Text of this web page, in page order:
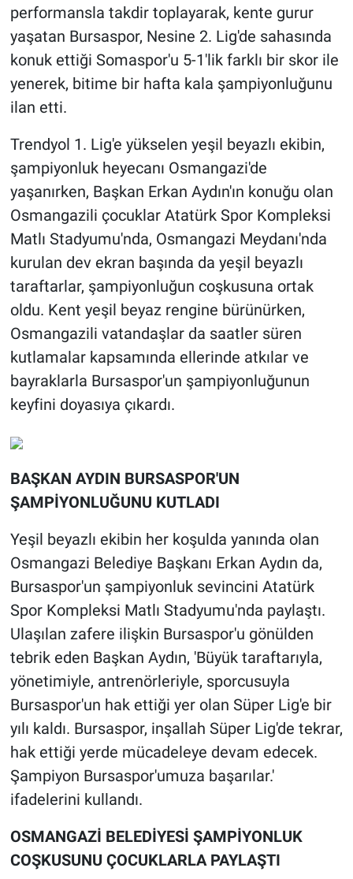
performansla takdir toplayarak, kente gurur
yaşatan Bursaspor, Nesine 2. Lig'de sahasında
konuk ettiği Somaspor'u 5-1'lik farklı bir skor ile
yenerek, bitime bir hafta kala şampiyonluğunu
ilan etti.
Trendyol 1. Lig'e yükselen yeşil beyazlı ekibin,
şampiyonluk heyecanı Osmangazi'de
yaşanırken, Başkan Erkan Aydın'ın konuğu olan
Osmangazili çocuklar Atatürk Spor Kompleksi
Matlı Stadyumu'nda, Osmangazi Meydanı'nda
kurulan dev ekran başında da yeşil beyazlı
taraftarlar, şampiyonluğun coşkusuna ortak
oldu. Kent yeşil beyaz rengine bürünürken,
Osmangazili vatandaşlar da saatler süren
kutlamalar kapsamında ellerinde atkılar ve
bayraklarla Bursaspor'un şampiyonluğunun
keyfini doyasıya çıkardı.
BAŞKAN AYDIN BURSASPOR'UN
ŞAMPİYONLUĞUNU KUTLADI
Yeşil beyazlı ekibin her koşulda yanında olan
Osmangazi Belediye Başkanı Erkan Aydın da,
Bursaspor'un şampiyonluk sevincini Atatürk
Spor Kompleksi Matlı Stadyumu'nda paylaştı.
Ulaşılan zafere ilişkin Bursaspor'u gönülden
tebrik eden Başkan Aydın, 'Büyük taraftarıyla,
yönetimiyle, antrenörleriyle, sporcusuyla
Bursaspor'un hak ettiği yer olan Süper Lig'e bir
yılı kaldı. Bursaspor, inşallah Süper Lig'de tekrar,
hak ettiği yerde mücadeleye devam edecek.
Şampiyon Bursaspor'umuza başarılar.'
ifadelerini kullandı.
OSMANGAZİ BELEDİYESİ ŞAMPİYONLUK
COŞKUSUNU ÇOCUKLARLA PAYLAŞTI